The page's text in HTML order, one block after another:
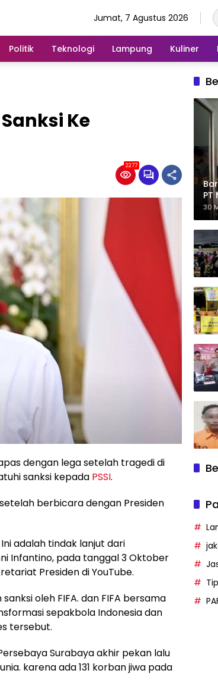
Jumat, 7 Agustus 2026
Politik Teknologi Lampung Kuliner
Ke
2277
dengan lega setelah tragedi di
sanksi kepada PSSI.
berbicara dengan Presiden
adalah tindak lanjut dari
Infantino, pada tanggal 3 Oktober
Presiden di YouTube.
oleh FIFA. dan FIFA bersama
sepakbola Indonesia dan
tersebut.
Surabaya akhir pekan lalu
karena ada 131 korban jiwa pada
PT
30